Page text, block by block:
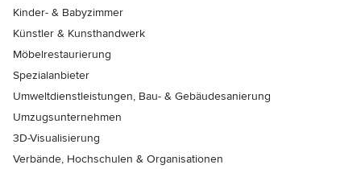
Kinder- & Babyzimmer
Künstler & Kunsthandwerk
Möbelrestaurierung
Spezialanbieter
Umweltdienstleistungen, Bau- & Gebäudesanierung
Umzugsunternehmen
3D-Visualisierung
Verbände, Hochschulen & Organisationen